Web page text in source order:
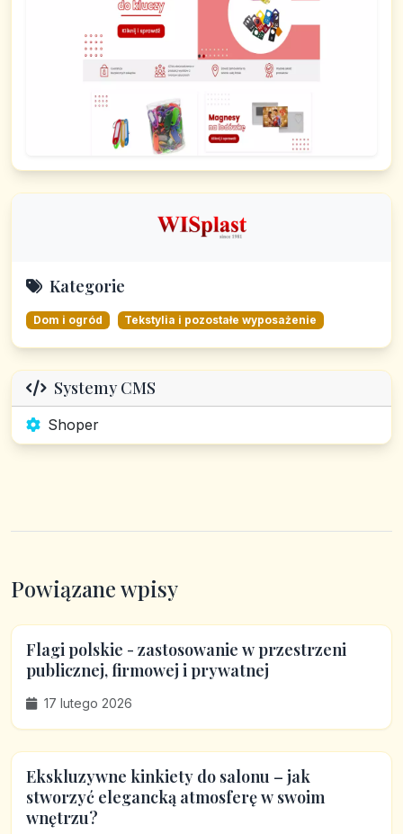
Kategorie
Dom i ogród Tekstylia i pozostałe wyposażenie
Systemy CMS
Shoper
Powiązane wpisy
Flagi polskie - zastosowanie w przestrzeni
publicznej, firmowej i prywatnej
17 lutego 2026
Ekskluzywne kinkiety do salonu – jak
stworzyć elegancką atmosferę w swoim
wnętrzu?